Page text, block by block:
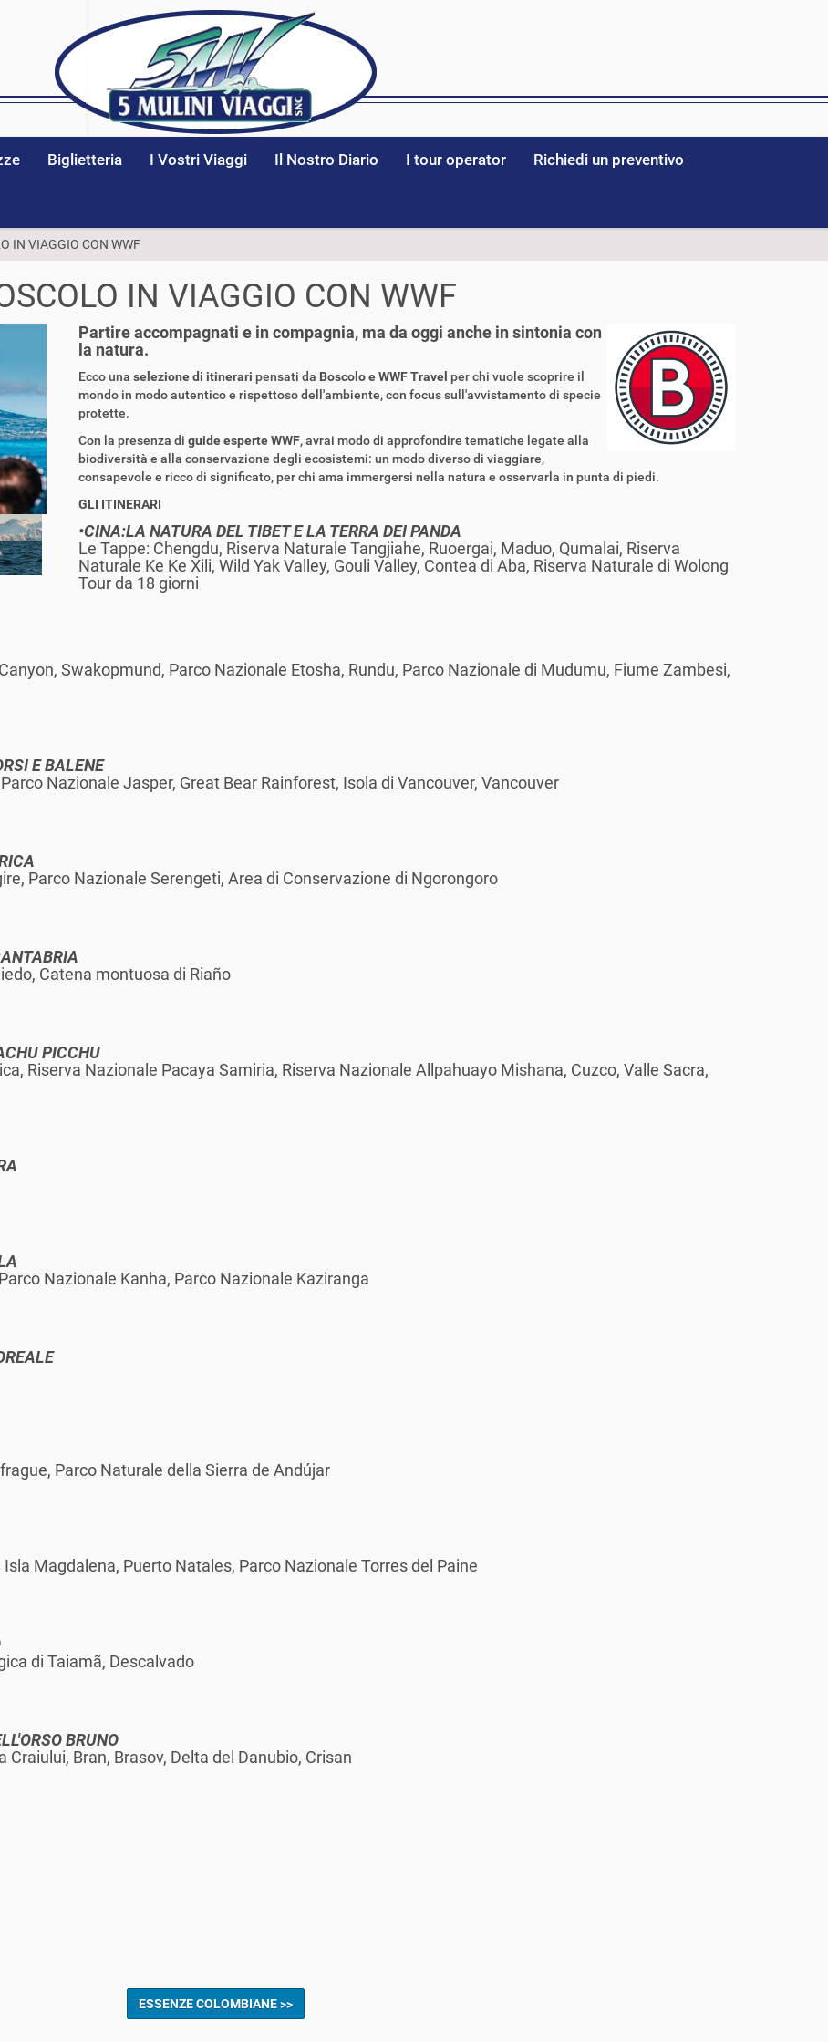
Biglietteria I Vostri Viaggi Il Nostro Diario I tour operator Richiedi un preventivo
IN VIAGGIO CON WWF
IN VIAGGIO CON WWF
Partire accompagnati e in compagnia, ma da oggi anche in sintonia con
la natura.
Ecco una selezione di itinerari pensati da Boscolo e WWF Travel per chi vuole scoprire il
mondo in modo autentico e rispettoso dell'ambiente, con focus sull'avvistamento di specie
protette.
Con la presenza di guide esperte WWF, avrai modo di approfondire tematiche legate alla
biodiversità e alla conservazione degli ecosistemi: un modo diverso di viaggiare,
consapevole e ricco di significato, per chi ama immergersi nella natura e osservarla in punta di piedi.
GLI ITINERARI
•CINA:LA NATURA DEL TIBET E LA TERRA DEI PANDA
Le Tappe: Chengdu, Riserva Naturale Tangjiahe, Ruoergai, Maduo, Qumalai, Riserva
Naturale Ke Ke Xili, Wild Yak Valley, Gouli Valley, Contea di Aba, Riserva Naturale di Wolong
Tour da 18 giorni
Swakopmund, Parco Nazionale Etosha, Rundu, Parco Nazionale di Mudumu, Fiume Zambesi,
E BALENE
Nazionale Jasper, Great Bear Rainforest, Isola di Vancouver, Vancouver
Parco Nazionale Serengeti, Area di Conservazione di Ngorongoro
Catena montuosa di Riaño
PICCHU
Riserva Nazionale Pacaya Samiria, Riserva Nazionale Allpahuayo Mishana, Cuzco, Valle Sacra,
Nazionale Kanha, Parco Nazionale Kaziranga
Parco Naturale della Sierra de Andújar
Magdalena, Puerto Natales, Parco Nazionale Torres del Paine
di Taiamã, Descalvado
BRUNO
Bran, Brasov, Delta del Danubio, Crisan
ESSENZE COLOMBIANE >>